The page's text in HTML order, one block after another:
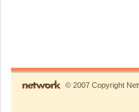
© 2007 Copyright